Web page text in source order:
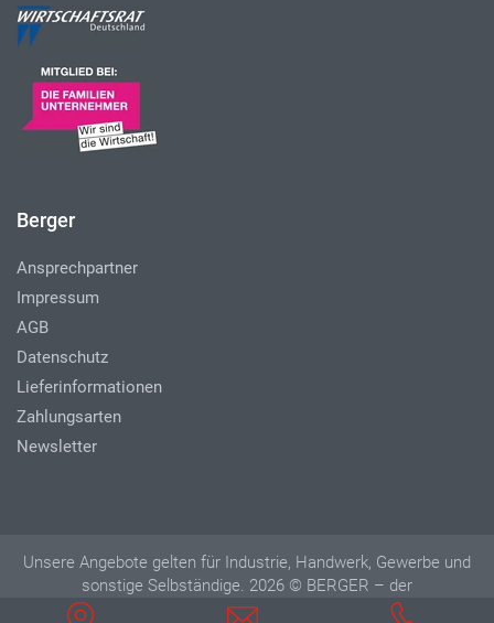
Berger
Ansprechpartner
Impressum
AGB
Datenschutz
Lieferinformationen
Zahlungsarten
Newsletter
Unsere Angebote gelten für Industrie, Handwerk, Gewerbe und
sonstige Selbständige. 2026 © BERGER – der
Betriebseinrichter